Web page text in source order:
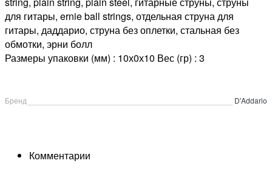
для гитары, ernie ball strings, отдельная струна для
гитары, даддарио, струна без оплетки, стальная без
обмотки, эрни болл
Размеры упаковки (мм) : 10х0х10 Вес (гр) : 3
Бренд D'Addario
Комментарии